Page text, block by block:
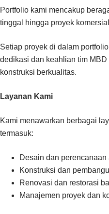
Portfolio kami mencakup
tinggal hingga proyek
Setiap proyek di dalam
dedikasi dan keahlian tim
konstruksi berkualitas.
Layanan Kami
Kami menawarkan berbagai
termasuk:
Desain dan perencanaan
Konstruksi dan
Renovasi dan restorasi
Manajemen proyek dan